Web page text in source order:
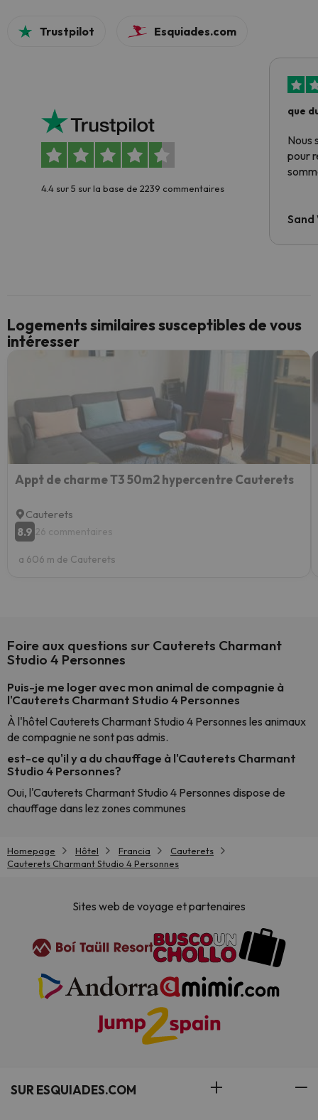
Trustpilot Esquiades.com
4.4 sur 5 sur la base de 2239 commentaires
que
Nous
pour
Sand
Logements similaires susceptibles de vous
intéresser
Appt de charme T3 50m2 hypercentre Cauterets
Cauterets
8.9 26 commentaires
a 606 m de Cauterets
Foire aux questions sur Cauterets Charmant
Studio 4 Personnes
Puis-je me loger avec mon animal de compagnie à
l'Cauterets Charmant Studio 4 Personnes
À l'hôtel Cauterets Charmant Studio 4 Personnes les animaux
de compagnie ne sont pas admis.
est-ce qu'il y a du chauffage à l'Cauterets Charmant
Studio 4 Personnes?
Oui, l'Cauterets Charmant Studio 4 Personnes dispose de
chauffage dans lez zones communes
Homepage Hôtel Francia
Cauterets
Cauterets Charmant Studio 4 Personnes
Sites web de voyage et partenaires
SUR ESQUIADES.COM